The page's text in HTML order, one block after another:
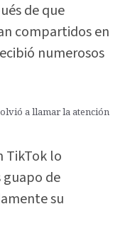
de que
compartidos en
numerosos
a llamar la atención
TikTok lo
de
su